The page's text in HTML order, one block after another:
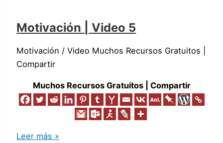
Motivación | Video 5
Motivación / Video Muchos Recursos Gratuitos |
Compartir
Muchos Recursos Gratuitos | Compartir
Leer más »